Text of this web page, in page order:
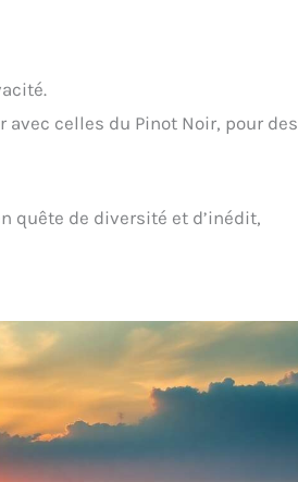
celles du Pinot Noir, pour des
quête de diversité et d’inédit,